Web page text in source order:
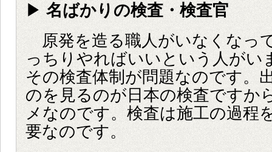
▶ 名ばかりの検査・検査官
原発を造る職人がいなくなっ
っちりやればいいという人がい
その検査体制が問題なのです。
のを見るのが日本の検査ですか
メなのです。検査は施工の過程
要なのです。